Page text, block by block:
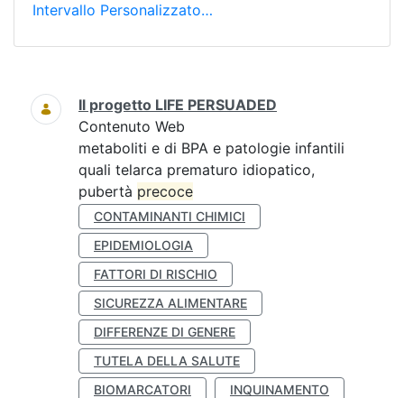
Intervallo Personalizzato…
Ricerca
Il progetto LIFE PERSUADED
Contenuto Web
metaboliti e di BPA e patologie infantili
quali telarca prematuro idiopatico,
pubertà precoce
CONTAMINANTI CHIMICI
EPIDEMIOLOGIA
FATTORI DI RISCHIO
SICUREZZA ALIMENTARE
DIFFERENZE DI GENERE
TUTELA DELLA SALUTE
BIOMARCATORI
INQUINAMENTO